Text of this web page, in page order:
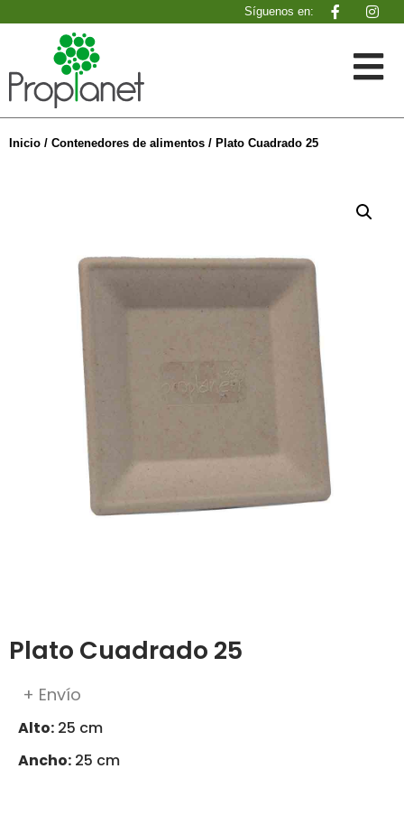
Síguenos en:
Inicio / Contenedores de alimentos / Plato Cuadrado 25
Plato Cuadrado 25
+ Envío
Alto: 25 cm
Ancho: 25 cm